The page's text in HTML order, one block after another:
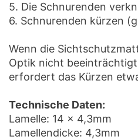
5. Die Schnurenden
6. Schnurenden kürzen
Wenn die
Optik nicht
erfordert das Kürzen
Technische Daten:
Lamelle: 14 x 4,3mm
Lamellendicke: 4,3mm